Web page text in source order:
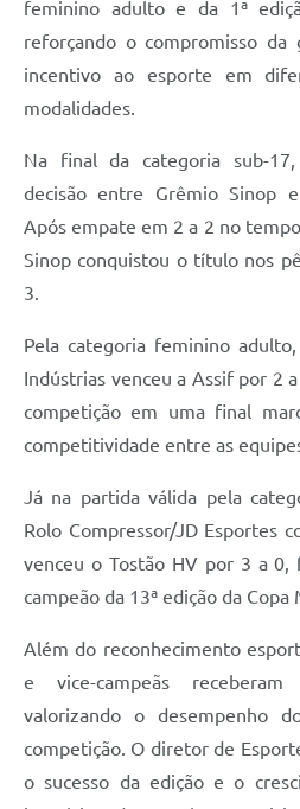
feminino adulto e da 1ª
reforçando o compromisso da
incentivo ao esporte em
modalidades.
Na final da categoria sub-
decisão entre Grêmio Sinop
Após empate em 2 a 2 no
Sinop conquistou o título nos
3.
Pela categoria feminino adulto,
Indústrias venceu a Assif por 2
competição em uma final
competitividade entre as
Já na partida válida pela
Rolo Compressor/JD Esportes
venceu o Tostão HV por 3 a
campeão da 13ª edição da
Além do reconhecimento
e vice-campeãs
valorizando o desempenho
competição. O diretor de
o sucesso da edição e o